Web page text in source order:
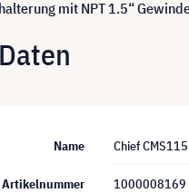
mit NPT 1.5“
Name Chief
Artikelnummer 1000008169